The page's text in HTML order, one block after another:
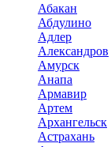
Абакан
Абдулино
Адлер
Александров
Амурск
Анапа
Армавир
Артем
Архангельск
Астрахань